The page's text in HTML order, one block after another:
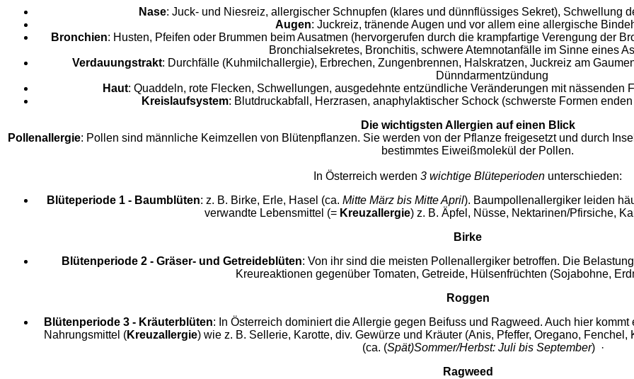
Nase: Juck- und Niesreiz, allergischer Schnupfen (klares und dünnflüssiges Sekret), Schwellung
Augen: Juckreiz, tränende Augen und vor allem eine allergische
Bronchien: Husten, Pfeifen oder Brummen beim Ausatmen (hervorgerufen durch die krampfartige Verengung der
Bronchialsekretes, Bronchitis, schwere Atemnotanfälle im Sinne eines
Verdauungstrakt: Durchfälle (Kuhmilchallergie), Erbrechen, Zungenbrennen, Halskratzen, Juckreiz am
Dünndarmentzündung
Haut: Quaddeln, rote Flecken, Schwellungen, ausgedehnte entzündliche Veränderungen mit nässenden
Kreislaufsystem: Blutdruckabfall, Herzrasen, anaphylaktischer Schock (schwerste Formen
Die wichtigsten Allergien auf einen Blick
Pollenallergie: Pollen sind männliche Keimzellen von Blütenpflanzen. Sie werden von der Pflanze freigesetzt und durch
bestimmtes Eiweißmolekül der Pollen.
In Österreich werden 3 wichtige Blüteperioden
Blüteperiode 1 - Baumblüten: z. B. Birke, Erle, Hasel (ca. Mitte März bis Mitte April). Baumpollenallergiker leiden
verwandte Lebensmittel (= Kreuzallergie) z. B. Äpfel, Nüsse, Nektarinen/Pfirsiche,
Birke
Blütenperiode 2 - Gräser- und Getreideblüten: Von ihr sind die meisten Pollenallergiker betroffen. Die
Kreureaktionen gegenüber Tomaten, Getreide, Hülsenfrüchten (Sojabohne,
Roggen
Blütenperiode 3 - Kräuterblüten: In Österreich dominiert die Allergie gegen Beifuss und Ragweed. Auch hier
Nahrungsmittel (Kreuzallergie) wie z. B. Sellerie, Karotte, div. Gewürze und Kräuter (Anis, Pfeffer, Oregano,
(ca. (Spät)Sommer/Herbst: Juli bis September) ·
Ragweed